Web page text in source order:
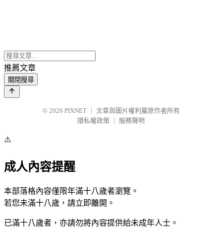
推薦文章
關閉搜尋
© 2026 PIXNET
文章與圖片權利屬原作者所有
隱私權政策
服務聲明
⚠️
成人內容提醒
本部落格內容僅限年滿十八歲者瀏覽。
若您未滿十八歲，請立即離開。
已滿十八歲者，亦請勿將內容提供給未成年人士。